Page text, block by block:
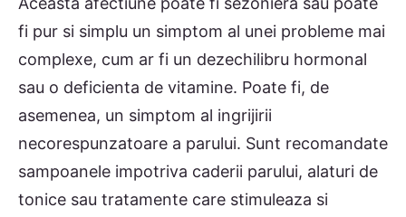
fi pur si simplu un simptom al unei probleme mai
complexe, cum ar fi un dezechilibru hormonal
sau o deficienta de vitamine. Poate fi, de
asemenea, un simptom al ingrijirii
necorespunzatoare a parului. Sunt recomandate
sampoanele impotriva caderii parului, alaturi de
tonice sau tratamente care stimuleaza si